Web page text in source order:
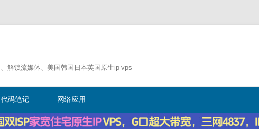
解锁流媒体、美国韩国日本英国原生ip vps
文
代码笔记 网络应用